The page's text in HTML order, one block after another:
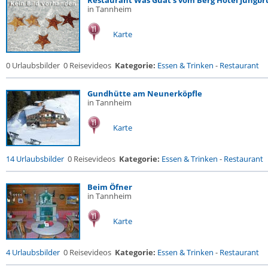
in Tannheim
Karte
0 Urlaubsbilder 0 Reisevideos Kategorie: Essen & Trinken - Restaurant
Gundhütte am Neunerköpfle
in Tannheim
Karte
14 Urlaubsbilder 0 Reisevideos Kategorie: Essen & Trinken - Restaurant
Beim Öfner
in Tannheim
Karte
4 Urlaubsbilder 0 Reisevideos Kategorie: Essen & Trinken - Restaurant